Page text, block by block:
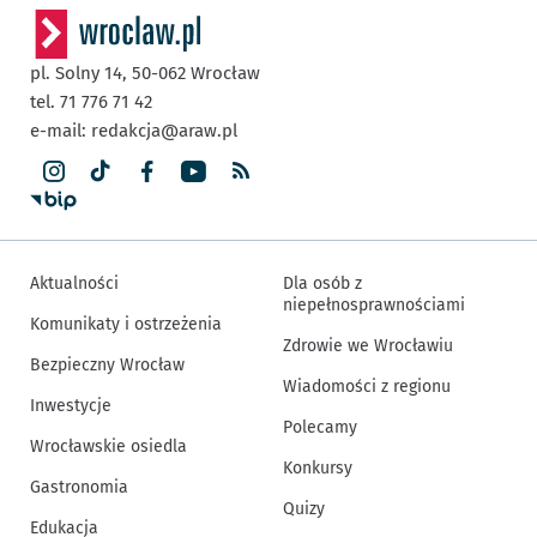
pl. Solny 14, 50-062 Wrocław
tel. 71 776 71 42
e-mail: redakcja@araw.pl
Aktualności
Komunikaty i ostrzeżenia
Bezpieczny Wrocław
Inwestycje
Wrocławskie osiedla
Gastronomia
Edukacja
Dla osób z
niepełnosprawnościami
Zdrowie we Wrocławiu
Wiadomości z regionu
Polecamy
Konkursy
Quizy